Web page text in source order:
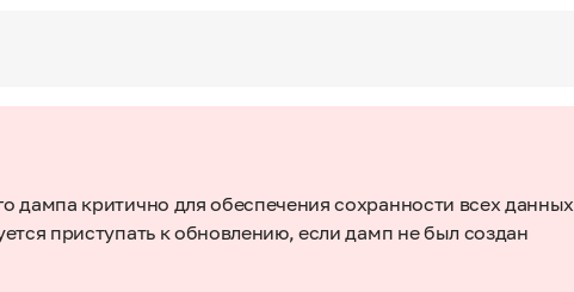
дампа критично для обеспечения сохранности всех данных
приступать к обновлению, если дамп не был создан